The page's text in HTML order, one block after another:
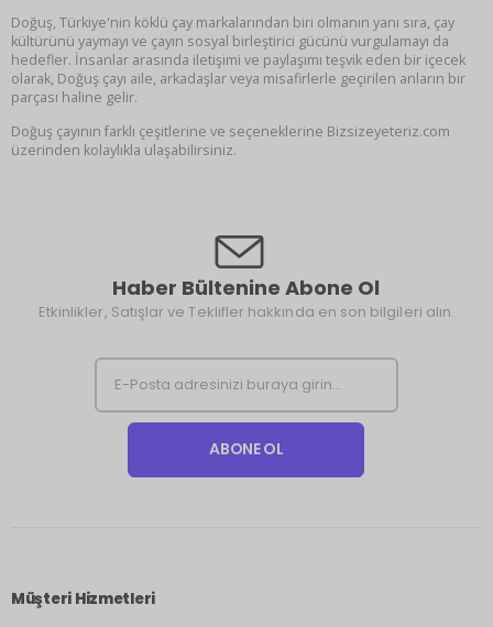
Doğuş, Türkiye'nin köklü çay markalarından biri olmanın yanı sıra, çay
kültürünü yaymayı ve çayın sosyal birleştirici gücünü vurgulamayı da
hedefler. İnsanlar arasında iletişimi ve paylaşımı teşvik eden bir içecek
olarak, Doğuş çayı aile, arkadaşlar veya misafirlerle geçirilen anların bir
parçası haline gelir.
Doğuş çayının farklı çeşitlerine ve seçeneklerine Bizsizeyeteriz.com
üzerinden kolaylıkla ulaşabilirsiniz.
Haber Bültenine Abone Ol
Etkinlikler, Satışlar ve Teklifler hakkında en son bilgileri alın.
Müşteri Hizmetleri